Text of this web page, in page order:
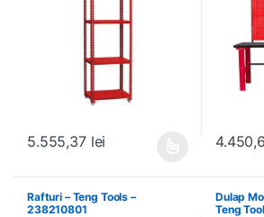
5.555,37 lei
Rafturi – Teng Tools –
238210801
Dulap
Teng